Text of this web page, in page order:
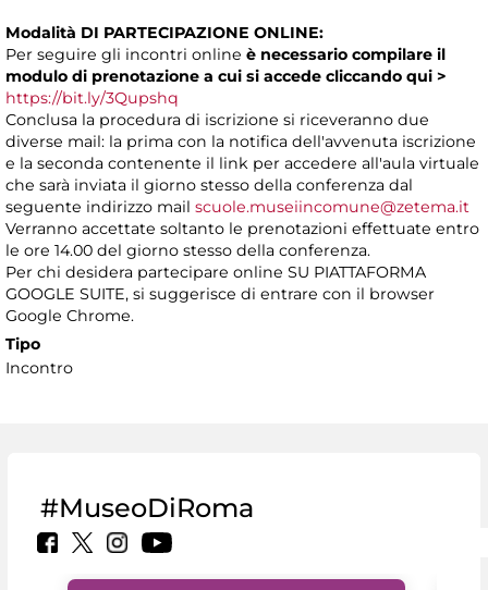
Modalità DI PARTECIPAZIONE ONLINE:
Per seguire gli incontri online è necessario compilare il
modulo di prenotazione a cui si accede cliccando qui >
https://bit.ly/3Qupshq
Conclusa la procedura di iscrizione si riceveranno due
diverse mail: la prima con la notifica dell'avvenuta iscrizione
e la seconda contenente il link per accedere all'aula virtuale
che sarà inviata il giorno stesso della conferenza dal
seguente indirizzo mail scuole.museiincomune@zetema.it
Verranno accettate soltanto le prenotazioni effettuate entro
le ore 14.00 del giorno stesso della conferenza.
Per chi desidera partecipare online SU PIATTAFORMA
GOOGLE SUITE, si suggerisce di entrare con il browser
Google Chrome.
Tipo
Incontro
#MuseoDiRoma